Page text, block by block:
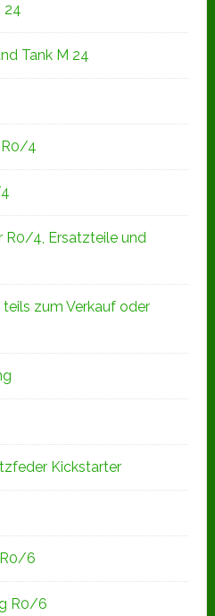
24
Tank M 24
R0/4
R0/4, Ersatzteile und
zum Verkauf oder
Kickstarter
6
R0/6